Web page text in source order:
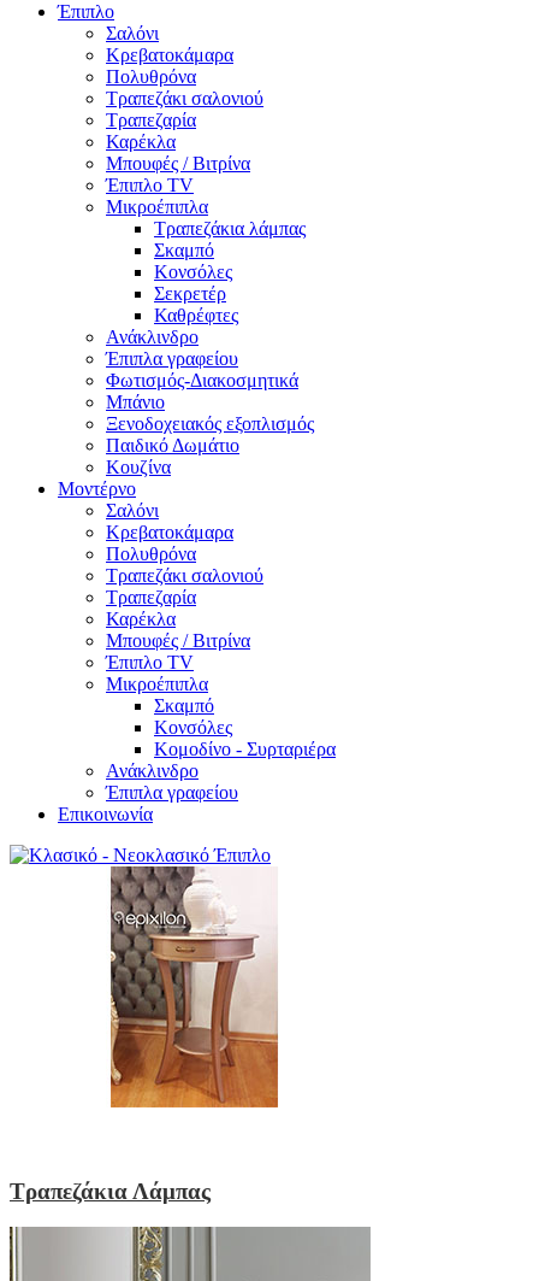
Έπιπλο
Σαλόνι
Κρεβατοκάμαρα
Πολυθρόνα
Τραπεζάκι σαλονιού
Τραπεζαρία
Καρέκλα
Μπουφές / Βιτρίνα
Έπιπλο TV
Μικροέπιπλα
Τραπεζάκια λάμπας
Σκαμπό
Κονσόλες
Σεκρετέρ
Καθρέφτες
Ανάκλινδρο
Έπιπλα γραφείου
Φωτισμός-Διακοσμητικά
Μπάνιο
Ξενοδοχειακός εξοπλισμός
Παιδικό Δωμάτιο
Κουζίνα
Μοντέρνο
Σαλόνι
Κρεβατοκάμαρα
Πολυθρόνα
Τραπεζάκι σαλονιού
Τραπεζαρία
Καρέκλα
Μπουφές / Βιτρίνα
Έπιπλο TV
Μικροέπιπλα
Σκαμπό
Κονσόλες
Κομοδίνο - Συρταριέρα
Ανάκλινδρο
Έπιπλα γραφείου
Επικοινωνία
Τραπεζάκια Λάμπας